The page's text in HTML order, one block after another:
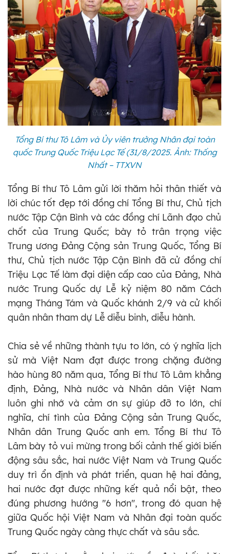
Tổng Bí thư Tô Lâm và Ủy viên trưởng Nhân đại toàn
quốc Trung Quốc Triệu Lạc Tế (31/8/2025. Ảnh: Thống
Nhất – TTXVN
Tổng Bí thư Tô Lâm gửi lời thăm hỏi thân thiết và
lời chúc tốt đẹp tới đồng chí Tổng Bí thư, Chủ tịch
nước Tập Cận Bình và các đồng chí Lãnh đạo chủ
chốt của Trung Quốc; bày tỏ trân trọng việc
Trung ương Đảng Cộng sản Trung Quốc, Tổng Bí
thư, Chủ tịch nước Tập Cận Bình đã cử đồng chí
Triệu Lạc Tế làm đại diện cấp cao của Đảng, Nhà
nước Trung Quốc dự Lễ kỷ niệm 80 năm Cách
mạng Tháng Tám và Quốc khánh 2/9 và cử khối
quân nhân tham dự Lễ diễu binh, diễu hành.
Chia sẻ về những thành tựu to lớn, có ý nghĩa lịch
sử mà Việt Nam đạt được trong chặng đường
hào hùng 80 năm qua, Tổng Bí thư Tô Lâm khẳng
định, Đảng, Nhà nước và Nhân dân Việt Nam
luôn ghi nhớ và cảm ơn sự giúp đỡ to lớn, chí
nghĩa, chí tình của Đảng Cộng sản Trung Quốc,
Nhân dân Trung Quốc anh em. Tổng Bí thư Tô
Lâm bày tỏ vui mừng trong bối cảnh thế giới biến
động sâu sắc, hai nước Việt Nam và Trung Quốc
duy trì ổn định và phát triển, quan hệ hai đảng,
hai nước đạt được những kết quả nổi bật, theo
đúng phương hướng "6 hơn", trong đó quan hệ
giữa Quốc hội Việt Nam và Nhân đại toàn quốc
Trung Quốc ngày càng thực chất và sâu sắc.